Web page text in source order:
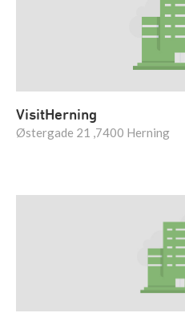
VisitHerning
Østergade 21 ,7400 Herning